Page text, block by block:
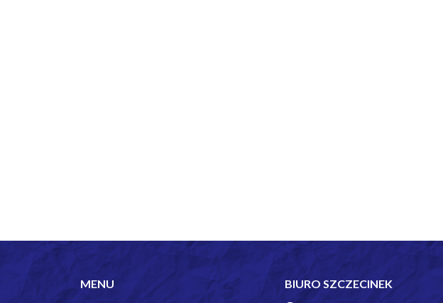
MENU BIURO SZCZECINEK